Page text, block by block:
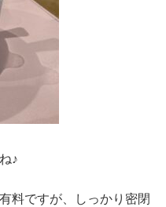
♪
料ですが、しっかり密閉